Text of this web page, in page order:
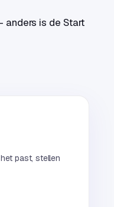
anders is de Start
past, stellen